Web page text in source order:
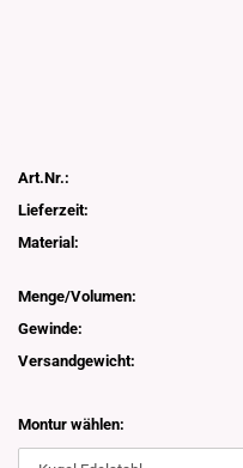
Art.Nr.:
Lieferzeit:
Material:
Menge/Volumen:
Gewinde:
Versandgewicht:
Montur wählen: